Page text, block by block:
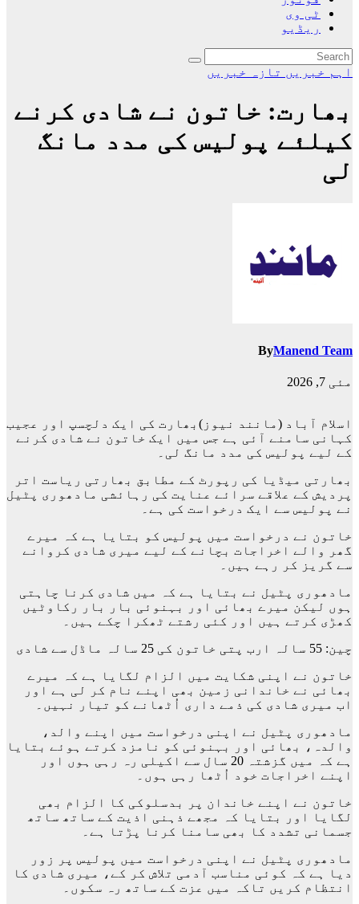
ٹی وی
ریڈیو
اہم خبریں تازہ خبریں
بھارت: خاتون نے شادی کرنے
کیلئے پولیس کی مدد مانگ
لی
ByManend Team
مئی 7, 2026
اسلام آباد (مانند نیوز)بھارت کی ایک دلچسپ اور عجیب
کہانی سامنے آئی ہے جس میں ایک خاتون نے شادی کرنے
کے لیے پولیس کی مدد مانگ لی۔
بھارتی میڈیا کی رپورٹ کے مطابق بھارتی ریاست اتر
پردیش کے علاقے سرائے عنایت کی رہائشی مادھوری پٹیل
نے پولیس سے ایک درخواست کی ہے۔
خاتون نے درخواست میں پولیس کو بتایا ہے کہ میرے
گھر والے اخراجات بچانے کے لیے میری شادی کروانے
سے گریز کر رہے ہیں۔
مادھوری پٹیل نے بتایا ہے کہ میں شادی کرنا چاہتی
ہوں لیکن میرے بھائی اور بہنوئی بار بار رکاوٹیں
کھڑی کرتے ہیں اور کئی رشتے ٹھکرا چکے ہیں۔
چین: 55 سالہ ارب پتی خاتون کی 25 سالہ ماڈل سے شادی
خاتون نے اپنی شکایت میں الزام لگایا ہے کہ میرے
بھائی نے خاندانی زمین بھی اپنے نام کر لی ہے اور
اب میری شادی کی ذمے داری اُٹھانے کو تیار نہیں۔
مادھوری پٹیل نے اپنی درخواست میں اپنے والد،
والدہ، بھائی اور بہنوئی کو نامزد کرتے ہوئے بتایا
ہے کہ میں گزشتہ 20 سال سے اکیلی رہ رہی ہوں اور
اپنے اخراجات خود اُٹھا رہی ہوں۔
خاتون نے اپنے خاندان پر بدسلوکی کا الزام بھی
لگایا اور بتایا کہ مجھے ذہنی اذیت کے ساتھ ساتھ
جسمانی تشدد کا بھی سامنا کرنا پڑتا ہے۔
مادھوری پٹیل نے اپنی درخواست میں پولیس پر زور
دیا ہے کہ کوئی مناسب آدمی تلاش کر کے، میری شادی کا
انتظام کریں تاکہ میں عزت کے ساتھ رہ سکوں۔